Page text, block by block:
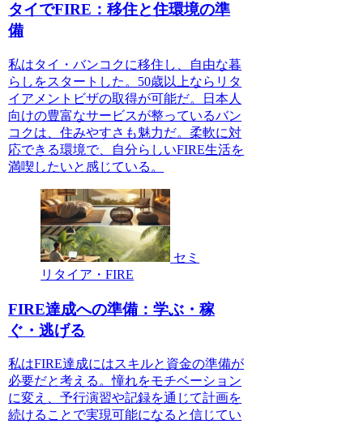
タイでFIRE：移住と住環境の準
備
私はタイ・バンコクに移住し、自由な暮
らしをスタートした。50歳以上ならリタ
イアメントビザの取得が可能だ。日本人
向けの豊富なサービスが整っているバン
コクは、住みやすさも魅力だ。柔軟に対
応できる環境で、自分らしいFIRE生活を
満喫したいと感じている。
セミ
リタイア・FIRE
FIRE達成への準備：学ぶ・稼
ぐ・逃げる
私はFIRE達成にはスキルと資金の準備が
必要だと考える。憧れをモチベーション
に変え、予行演習や記録を通じて計画を
続けることで実現可能になると信じてい